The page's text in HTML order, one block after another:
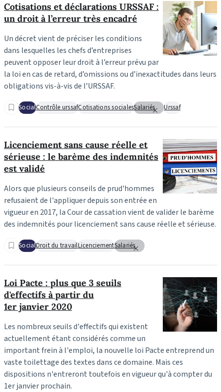
Cotisations et déclarations URSSAF :
un droit à l’erreur très encadré
Un décret vient de préciser les conditions
dans lesquelles les chefs d’entreprises
peuvent opposer leur droit à l’erreur prévu par
la loi en cas de retard, d’omissions ou d’inexactitudes dans leurs
obligations vis-à-vis de l’URSSAF.
SocialContrôle urssafCotisations socialesSalariés Urssaf
Licenciement sans cause réelle et
sérieuse : le barème des indemnités
est validé
Alors que plusieurs conseils de prud'hommes
refusaient de l'appliquer depuis son entrée en
vigueur en 2017, la Cour de cassation vient de valider le barème
des indemnités pour licenciement sans cause réelle et sérieuse.
SocialDroit du travailLicenciementSalariés
Loi Pacte : plus que 3 seuils
d'effectifs à partir du
1er janvier 2020
Les nombreux seuils d'effectifs qui existent
actuellement étant considérés comme un
important frein à l'emploi, la nouvelle loi Pacte entreprend un
vaste toilettage des textes dans ce domaine. Mais ces
dispositions n'entreront toutefois en vigueur qu'à compter du
1er janvier prochain.